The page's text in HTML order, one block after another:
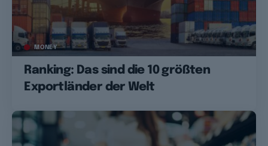
MONEY
Ranking: Das sind die 10 größten
Exportländer der Welt